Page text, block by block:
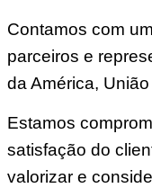
Contamos com
parceiros e
da América,
Estamos
satisfação do
valorizar e